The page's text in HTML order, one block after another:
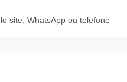
site, WhatsApp ou telefone